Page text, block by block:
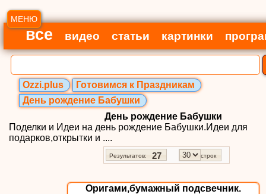
МЕНЮ
все видео статьи картинки
Ozzi.plus
Готовимся к Праздникам
День рождение Бабушки
День рождение Бабушки
Поделки и Идеи на день рождение Бабушки.Идеи для
подарков,открытки и ....
Результатов: 27 строк
Оригами,бумажный подсвечник.